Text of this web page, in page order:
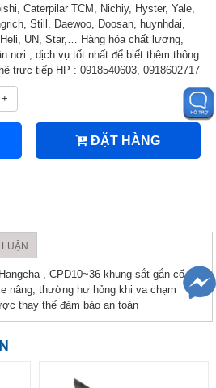
Caterpilar TCM, Nichiy, Hyster, Yale,
Still, Daewoo, Doosan, huynhdai,
UN, Star,… Hàng hóa chất lương,
nơi., dịch vụ tốt nhất để biết thêm thông
trực tiếp HP : 0918540603, 0918602717
+
ĐẶT HÀNG
, CPD10~36 khung sắt gắn cố
nâng, thường hư hỏng khi va chạm
thay thế đảm bảo an toàn